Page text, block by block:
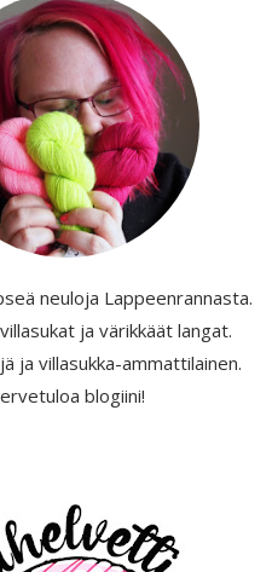
neuloja Lappeenrannasta.
ja värikkäät langat.
ja villasukka-ammattilainen.
blogiini!